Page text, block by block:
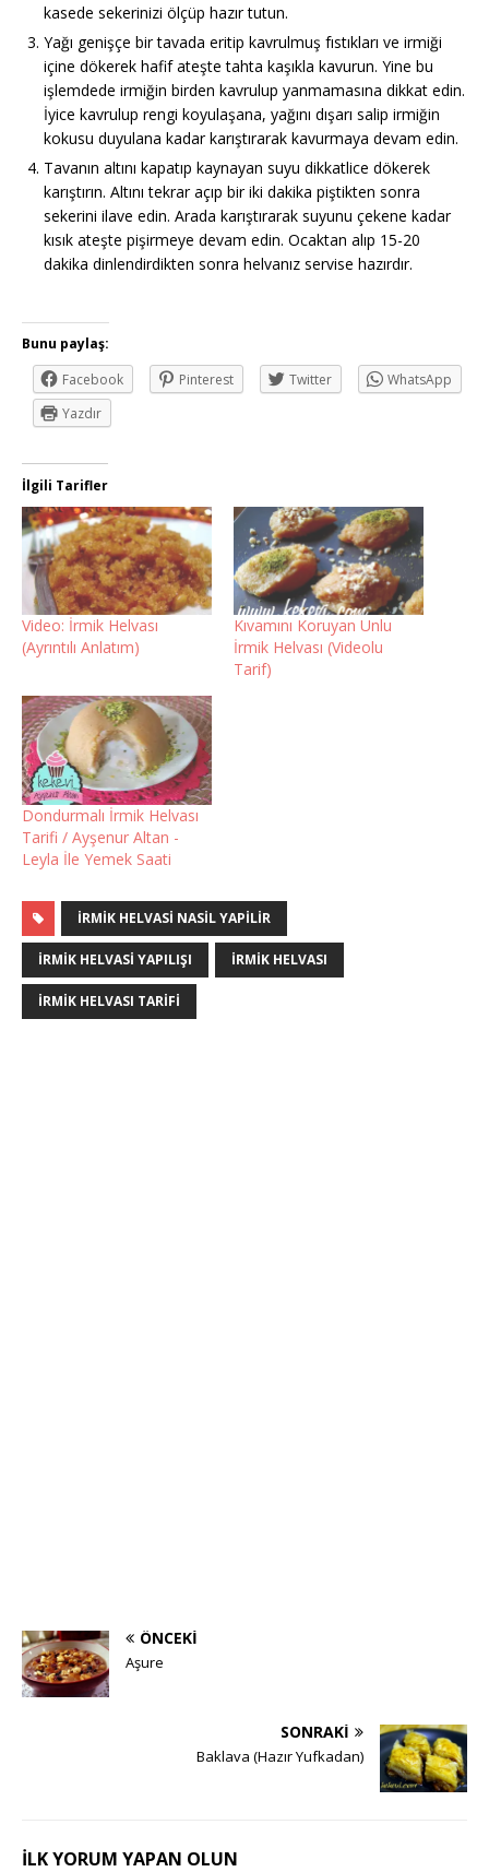
kasede sekerinizi ölçüp hazır tutun.
Yağı genişçe bir tavada eritip kavrulmuş fıstıkları ve irmiği
içine dökerek hafif ateşte tahta kaşıkla kavurun. Yine bu
işlemdede irmiğin birden kavrulup yanmamasına dikkat edin.
İyice kavrulup rengi koyulaşana, yağını dışarı salip irmiğin
kokusu duyulana kadar karıştırarak kavurmaya devam edin.
Tavanın altını kapatıp kaynayan suyu dikkatlice dökerek
karıştırın. Altını tekrar açıp bir iki dakika piştikten sonra
sekerini ilave edin. Arada karıştırarak suyunu çekene kadar
kısık ateşte pişirmeye devam edin. Ocaktan alıp 15-20
dakika dinlendirdikten sonra helvanız servise hazırdır.
Bunu paylaş:
Facebook
Pinterest Twitter
WhatsApp
Yazdır
İlgili Tarifler
Video: İrmik Helvası
(Ayrıntılı Anlatım)
Kıvamını Koruyan Unlu
İrmik Helvası (Videolu
Tarif)
Dondurmalı İrmik Helvası
Tarifi / Ayşenur Altan -
Leyla İle Yemek Saati
IRMIK HELVASI NASIL YAPILIR
IRMIK HELVASI YAPILIŞI IRMIK HELVASI
IRMIK HELVASI TARIFI
ÖNCEKI
Aşure
SONRAKI
Baklava (Hazır Yufkadan)
İLK YORUM YAPAN OLUN